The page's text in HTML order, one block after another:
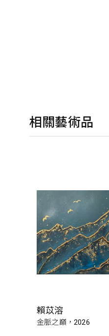
相關藝術品
賴苡溶
金脈之巔，2026